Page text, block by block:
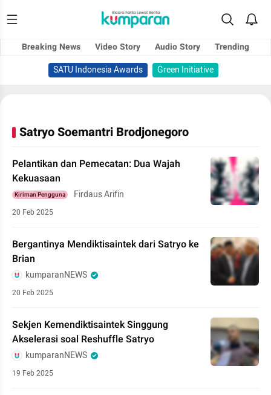
Breaking News Video Story Audio Story
Trending
SATU Indonesia Awards
Green Initiative
Satryo Soemantri Brodjonegoro
Pelantikan dan Pemecatan: Dua Wajah
Kekuasaan
Kiriman Pengguna Firdaus Arifin
20 Feb 2025
Bergantinya Mendiktisaintek dari Satryo ke
Brian
kumparanNEWS
20 Feb 2025
Sekjen Kemendiktisaintek Singgung
Akselerasi soal Reshuffle Satryo
kumparanNEWS
19 Feb 2025